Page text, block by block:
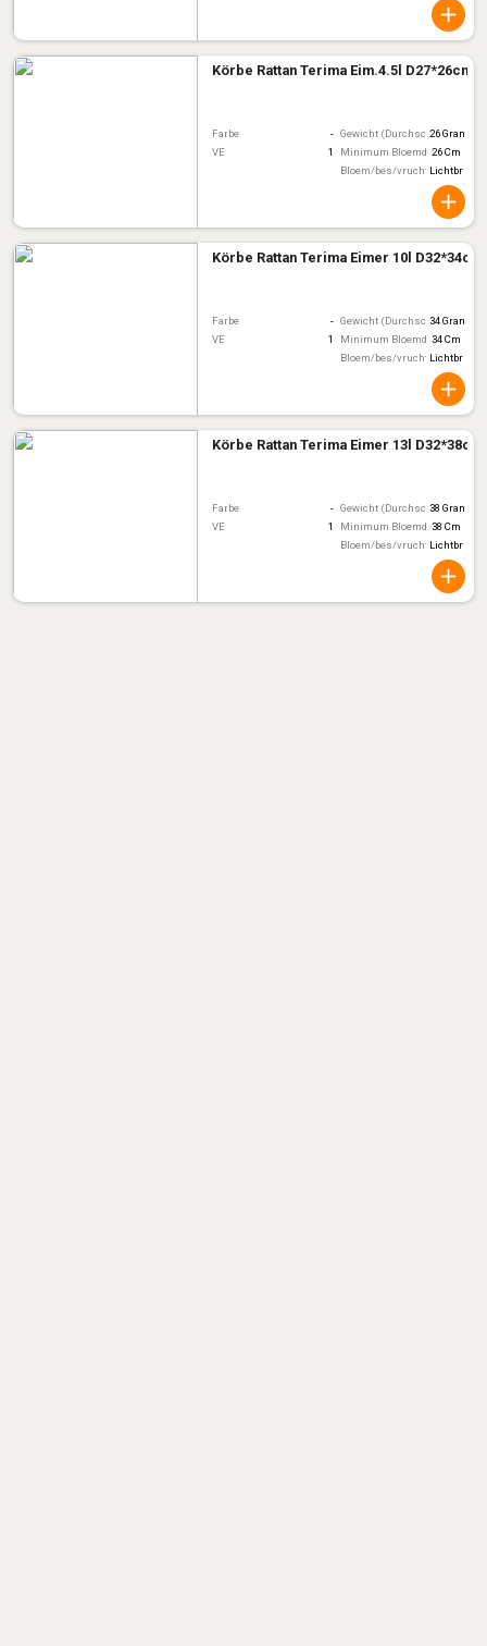
Körbe Rattan Terima Eim.4.5l D27*26cm
Farbe - Gewicht (Durchschnitt)
26 Gram
VE
1 Minimum Bloemdiameter
26 Cm
Bloem/bes/vruchtkleurLichtbruin
Körbe Rattan Terima Eimer 10l D32*34cm
Farbe - Gewicht (Durchschnitt)
34 Gram
VE
1 Minimum Bloemdiameter
34 Cm
Bloem/bes/vruchtkleurLichtbruin
Körbe Rattan Terima Eimer 13l D32*38cm
Farbe - Gewicht (Durchschnitt)
38 Gram
VE
1 Minimum Bloemdiameter
38 Cm
Bloem/bes/vruchtkleurLichtbruin